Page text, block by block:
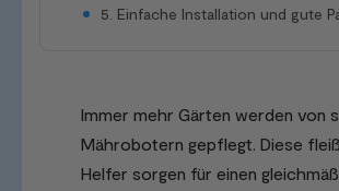
5. Einfache Installation und gute
Immer mehr Gärten werden von
Mährobotern gepflegt. Diese
Helfer sorgen für einen